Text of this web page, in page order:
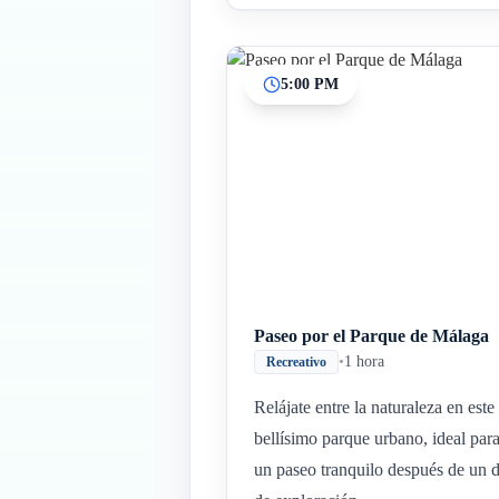
5:00 PM
Paseo por el Parque de Málaga
Recreativo •1 hora
Relájate entre la naturaleza en este
bellísimo parque urbano, ideal para
un paseo tranquilo después de un